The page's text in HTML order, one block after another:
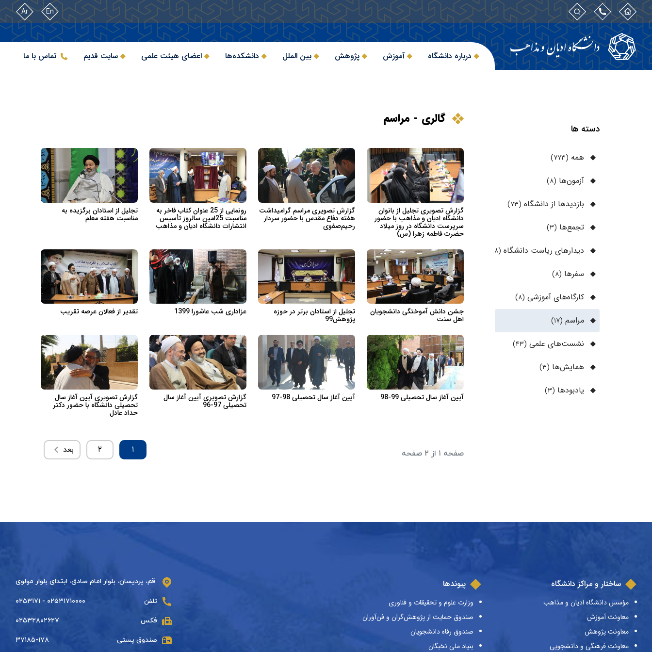
En
Ar
درباره دانشگاه آموزش پژوهش بین الملل دانشکده‌ها اعضای هیئت علمی سایت قدیم تماس با ما
دسته ها
همه (۷۷۳)
آزمون‌ها (۸)
بازدیدها از دانشگاه (۷۳)
تجمع‌ها (۳)
دیدارهای ریاست دانشگاه (۲۸)
سفرها (۸)
کارگاه‌های آموزشی (۸)
مراسم (۱۷)
نشست‌های علمی (۴۳)
همایش‌ها (۳)
یادبود‌ها (۳)
گالری - مراسم
گزارش تصویری تجلیل از بانوان
دانشگاه ادیان و مذاهب با حضور
سرپرست دانشگاه در روز میلاد
حضرت فاطمه زهرا (س)
گزارش تصویری مراسم گرامیداشت
هفته دفاع مقدس با حضور سردار
رحیم‌صفوی
رونمایی از 25 عنوان کتاب فاخر به
مناسبت 25امین سالروز تأسیس
انتشارات دانشگاه ادیان و مذاهب
تجلیل از استادان برگزیده به
مناسبت هفته معلم
جشن دانش آموختگی دانشجویان
اهل سنت
تجلیل از استادان برتر در حوزه
پژوهش99
عزاداری شب عاشورا 1399 تقدیر از فعالان عرصه تقریب
آیین آغاز سال تحصیلی 99-98 آیین آغاز سال تحصیلی 98-97 گزارش تصویری آیین آغاز سال
تحصیلی 97-96
گزارش تصویری آیین آغاز سال
تحصیلی دانشگاه با حضور دکتر
حداد عادل
صفحه ۱ از ۲ صفحه ۱ ۲ بعد
ساختار و مراکز دانشگاه
مؤسس دانشگاه ادیان و مذاهب
معاونت آموزش
معاونت پژوهش
معاونت فرهنگی و دانشجویی
پیوندها
وزارت علوم و تحقیقات و فناوری
صندوق حمایت از پژوهش‌گران و فن‌آوران
صندوق رفاه دانشجویان
بنیاد ملی نخبگان
قم، پردیسان، بلوار امام صادق، ابتدای بلوار مولوی
تلفن ۰۲۵۳۱۷۱۰۰۰۰ - ۰۲۵۳۱۷۱
فکس ۰۲۵۳۲۸۰۲۶۲۷
صندوق پستی ۳۷۱۸۵-۱۷۸